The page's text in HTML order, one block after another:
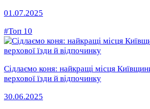
01.07.2025
#Топ 10
Сідлаємо коня: найкращі місця
верхової їзди й відпочинку
30.06.2025